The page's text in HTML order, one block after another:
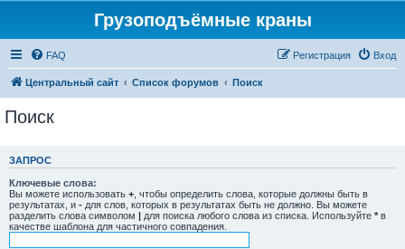
Грузоподъёмные краны
FAQ Вход
Регистрация
Центральный сайт Список форумов Поиск
Поиск
ЗАПРОС
Ключевые слова:
Вы можете использовать + , чтобы определить слова, которые должны быть в
результатах, и - для слов, которых в результатах быть не должно. Вы можете
разделить слова символом | для поиска любого слова из списка. Используйте * в
качестве шаблона для частичного совпадения.